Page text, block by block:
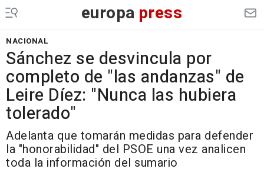
europa press
NACIONAL
Sánchez se desvincula por
completo de "las andanzas" de
Leire Díez: "Nunca las hubiera
tolerado"
Adelanta que tomarán medidas para defender
la "honorabilidad" del PSOE una vez analicen
toda la información del sumario